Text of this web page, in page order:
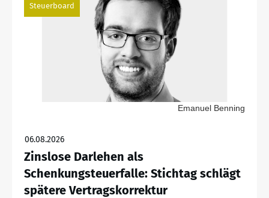
Steuerboard
Emanuel Benning
06.08.2026
Zinslose Darlehen als
Schenkungsteuerfalle: Stichtag schlägt
spätere Vertragskorrektur